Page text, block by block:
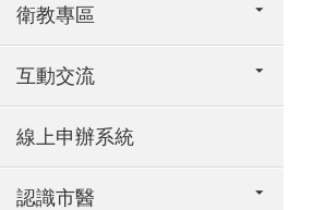
衛教專區
互動交流
線上申辦系統
認識市醫